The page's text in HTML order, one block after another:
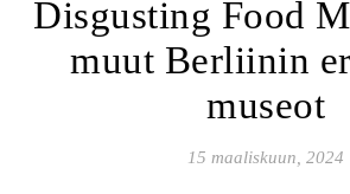
Disgusting Food
muut Berliinin
museot
15 maaliskuun, 2024